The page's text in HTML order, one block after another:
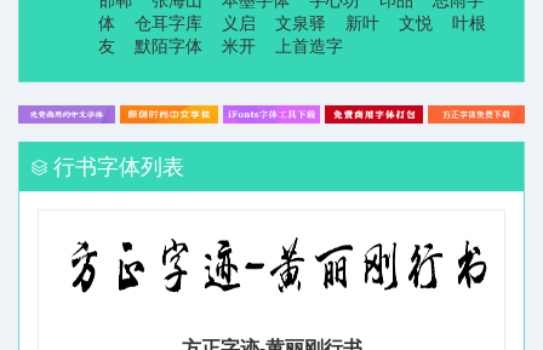
体
仓耳字库 义启 文泉驿 新叶 文悦
叶根
友
默陌字体 米开 上首造字
行书字体列表